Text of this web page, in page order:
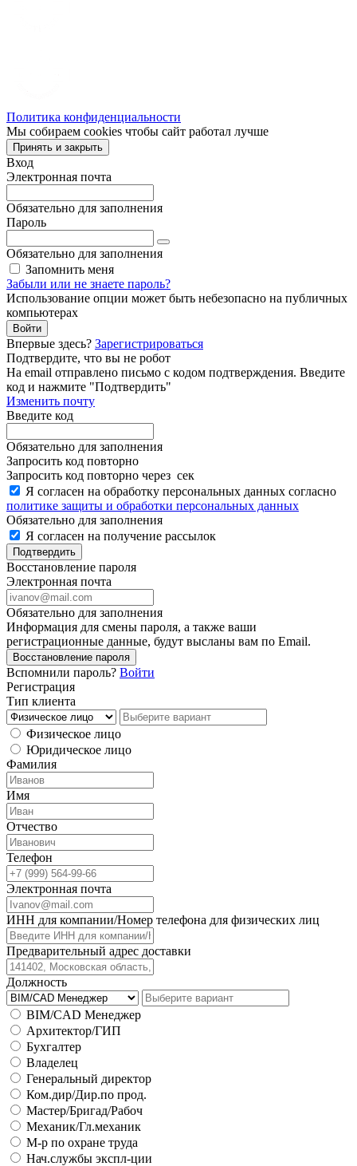
Политика конфиденциальности
Мы собираем cookies чтобы сайт работал лучше
Принять и закрыть
Вход
Электронная почта
Обязательно для заполнения
Пароль
Обязательно для заполнения
Запомнить меня
Забыли или не знаете пароль?
Использование опции может быть небезопасно на публичных
компьютерах
Войти
Впервые здесь? Зарегистрироваться
Подтвердите, что вы не робот
Ha email отправлено письмо с кодом подтверждения. Введите
код и нажмите "Подтвердить"
Изменить почту
Введите код
Обязательно для заполнения
Запросить код повторно
Запросить код повторно через сек
Я согласен на обработку персональных данных согласно
политике защиты и обработки персональных данных
Обязательно для заполнения
Я согласен на получение рассылок
Подтвердить
Восстановление пароля
Электронная почта
Обязательно для заполнения
Информация для смены пароля, а также ваши
регистрационные данные, будут высланы вам по Email.
Восстановление пароля
Вспомнили пароль? Войти
Регистрация
Тип клиента
Физическое лицо
Юридическое лицо
Фамилия
Имя
Отчество
Телефон
Электронная почта
ИНН для компании/Номер телефона для физических лиц
Предварительный адрес доставки
Должность
BIM/CAD Менеджер
Архитектор/ГИП
Бухгалтер
Владелец
Генеральный директор
Ком.дир/Дир.по прод.
Мастер/Бригад/Рабоч
Механик/Гл.механик
М-р по охране труда
Нач.службы экспл-ции